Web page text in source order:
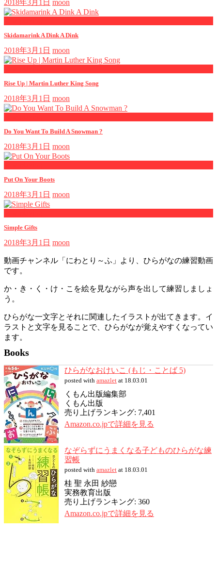
2018年3月1日 moon
Skidamarink A Dink A Dink
2018年3月1日 moon
Rise Up | Martin Luther King Song
2018年3月1日 moon
Do You Want To Build A Snowman ?
2018年3月1日 moon
Put On Your Boots
2018年3月1日 moon
Simple Gifts
2018年3月1日 moon
動画チャンネル「にわとり～ふ」より、ひらがなの練習動画
です。
か・き・く・け・こを絵を見ながら声を出して練習しましょ
う。
ひらがな一文字とそれに関連したイラストが出てきます。イ
ラストと文字を見ることで、ひらがなが覚えやすくなってい
ます。
Books
ひらがなおけいこ (もじ・ことば 5)
posted with amazlet at 18.03.01
くもん出版編集部
くもん出版
売り上げランキング: 7,401
Amazon.co.jpで詳細を見る
なぞらずにうまくなる子どものひらがな練
習帳
posted with amazlet at 18.03.01
桂 聖 永田 紗戀
実務教育出版
売り上げランキング: 360
Amazon.co.jpで詳細を見る